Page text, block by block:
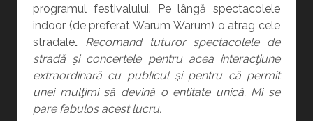
programul festivalului. Pe lângă spectacolele
indoor (de preferat Warum Warum) o atrag cele
stradale. Recomand tuturor spectacolele de
stradă şi concertele pentru acea interacţiune
extraordinară cu publicul şi pentru că permit
unei mulţimi să devină o entitate unică. Mi se
pare fabulos acest lucru.